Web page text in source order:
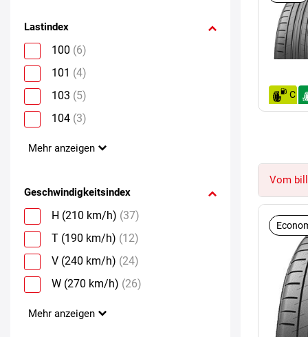
Lastindex
100 (6)
101 (4)
103 (5)
104 (3)
Mehr anzeigen
Geschwindigkeitsindex
H (210 km/h) (37)
T (190 km/h) (12)
V (240 km/h) (24)
W (270 km/h) (26)
Mehr anzeigen
C
Vom